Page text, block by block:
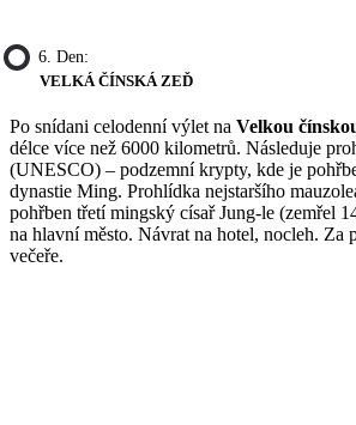
6. Den:
VELKÁ ČÍNSKÁ ZEĎ
Po snídani celodenní výlet na Velkou
délce více než 6000 kilometrů. Následuje
(UNESCO) – podzemní krypty, kde je
dynastie Ming. Prohlídka nejstaršího
pohřben třetí mingský císař Jung-le (zemřel
na hlavní město. Návrat na hotel, nocleh. Za
večeře.